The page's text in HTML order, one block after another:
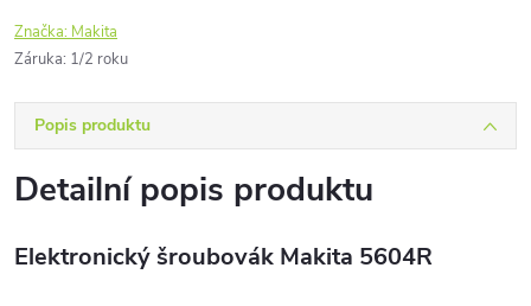
Značka: Makita
Záruka: 1/2 roku
Popis produktu
Detailní popis produktu
Elektronický šroubovák Makita 5604R